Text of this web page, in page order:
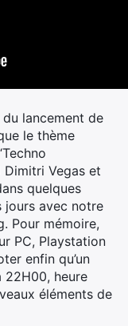
lancement de
le thème
Dimitri Vegas et
quelques
jours avec notre
Pour mémoire,
PC, Playstation
enfin qu’un
22H00, heure
éléments de